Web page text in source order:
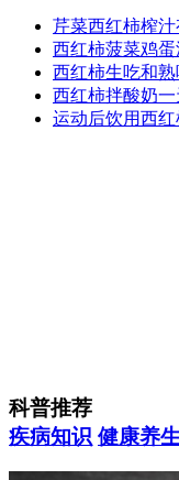
芹菜西红柿榨
西红柿菠菜鸡
西红柿生吃和
西红柿拌酸奶
运动后饮用西
科普推荐
疾病知识 健康养生